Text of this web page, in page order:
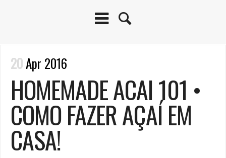
20Apr 2016
HOMEMADE ACAI 101 •
COMO FAZER AÇAÍ EM
CASA!